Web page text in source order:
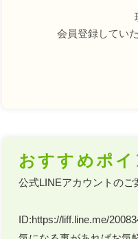
会員登録してい
おすすめポイ
公式LINEアカウントのご
ID:https://liff.line.me/